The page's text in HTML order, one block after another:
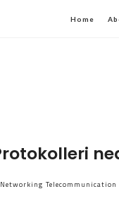
Home
Networking Telecommunication